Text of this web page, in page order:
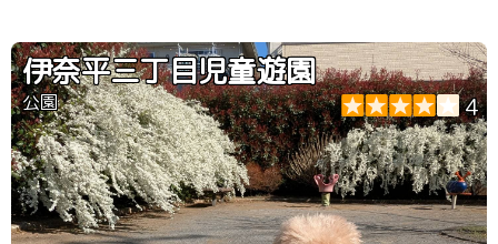
伊奈平三丁目児童遊園
公園 4